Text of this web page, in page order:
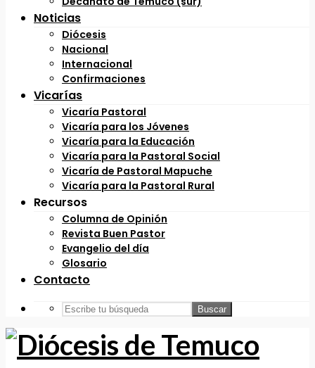
Noticias
Diócesis
Nacional
Internacional
Confirmaciones
Vicarías
Vicaría Pastoral
Vicaría para los Jóvenes
Vicaría para la Educación
Vicaría para la Pastoral Social
Vicaría de Pastoral Mapuche
Vicaría para la Pastoral Rural
Recursos
Columna de Opinión
Revista Buen Pastor
Evangelio del día
Glosario
Contacto
Buscar